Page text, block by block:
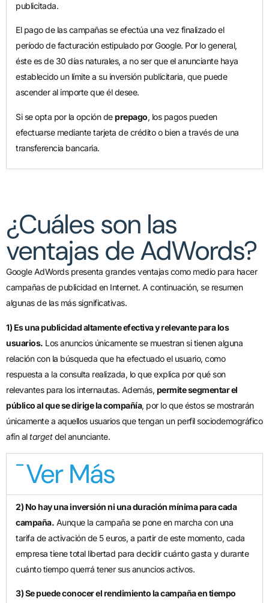
publicitada.
El pago de las campañas se efectúa una vez finalizado el
período de facturación estipulado por Google. Por lo general,
éste es de 30 días naturales, a no ser que el anunciante haya
establecido un límite a su inversión publicitaria, que puede
ascender al importe que él desee.
Si se opta por la opción deprepago, los pagos pueden
efectuarse mediante tarjeta de crédito o bien a través de una
transferencia bancaria.
¿Cuáles son las
ventajas de AdWords?
Google AdWords presenta grandes ventajas como medio para hacer
campañas de publicidad en Internet. A continuación, se resumen
algunas de las más significativas.
1) Es una publicidad altamente efectiva y relevante para los
usuarios. Los anuncios únicamente se muestran si tienen alguna
relación con la búsqueda que ha efectuado el usuario, como
respuesta a la consulta realizada, lo que explica por qué son
relevantes para los internautas. Además, permite segmentar el
público al que se dirige la compañía, por lo que éstos se mostrarán
únicamente a aquellos usuarios que tengan un perfil sociodemográfico
afín altargetdel anunciante.
Ver Más
2) No hay una inversión ni una duración mínima para cada
campaña. Aunque la campaña se pone en marcha con una
tarifa de activación de 5 euros, a partir de este momento, cada
empresa tiene total libertad para decidir cuánto gasta y durante
cuánto tiempo querrá tener sus anuncios activos.
3) Se puede conocer el rendimiento la campaña en tiempo